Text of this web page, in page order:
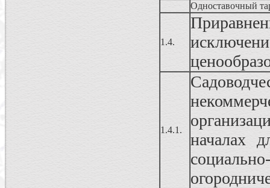
Одноставочный
1.4.
1.4.1.
началах